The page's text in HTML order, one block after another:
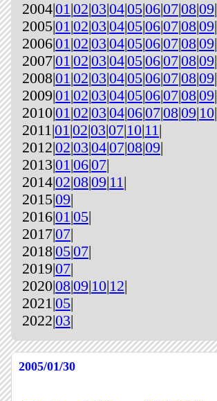
2004|01|02|03|04|05|06|07|08|09|
2005|01|02|03|04|05|06|07|08|09|
2006|01|02|03|04|05|06|07|08|09|
2007|01|02|03|04|05|06|07|08|09|
2008|01|02|03|04|05|06|07|08|09|
2009|01|02|03|04|05|06|07|08|09|
2010|01|02|03|04|06|07|08|09|10|
2011|01|02|03|07|10|11|
2012|02|03|04|07|08|09|
2013|01|06|07|
2014|02|08|09|11|
2015|09|
2016|01|05|
2017|07|
2018|05|07|
2019|07|
2020|08|09|10|12|
2021|05|
2022|03|
2005/01/30